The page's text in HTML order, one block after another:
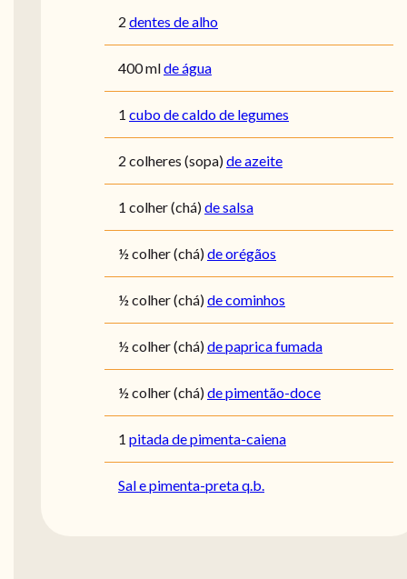
2 dentes de alho
400mlde água
1 cubo de caldo de legumes
2 colheres (sopa)de azeite
1 colher (chá)de salsa
½ colher (chá)de orégãos
½ colher (chá)de cominhos
½ colher (chá)de paprica fumada
½ colher (chá)de pimentão-doce
1 pitada de pimenta-caiena
Sal e pimenta-preta q.b.